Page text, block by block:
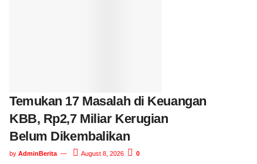
Temukan 17 Masalah di Keuangan
KBB, Rp2,7 Miliar Kerugian
Belum Dikembalikan
by AdminBerita August 8, 2026 0